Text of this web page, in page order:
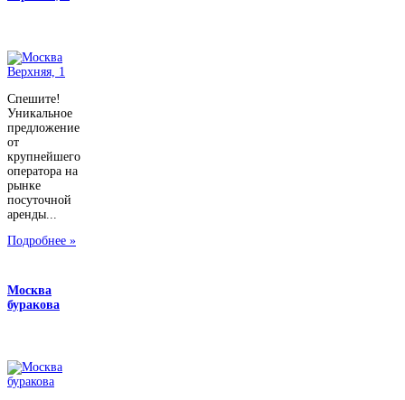
Спешите!
Уникальное
предложение
от
крупнейшего
оператора на
рынке
посуточной
аренды...
Подробнее »
Москва
буракова